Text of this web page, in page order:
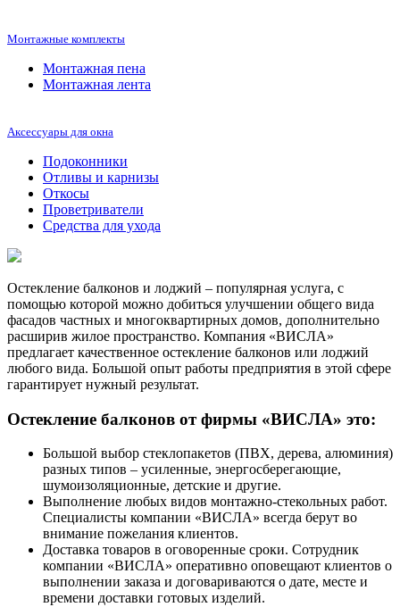
Монтажные комплекты
Монтажная пена
Монтажная лента
Аксессуары для окна
Подоконники
Отливы и карнизы
Откосы
Проветриватели
Средства для ухода
Остекление балконов и лоджий – популярная услуга, с
помощью которой можно добиться улучшении общего вида
фасадов частных и многоквартирных домов, дополнительно
расширив жилое пространство. Компания «ВИСЛА»
предлагает качественное остекление балконов или лоджий
любого вида. Большой опыт работы предприятия в этой сфере
гарантирует нужный результат.
Остекление балконов от фирмы «ВИСЛА» это:
Большой выбор стеклопакетов (ПВХ, дерева, алюминия)
разных типов – усиленные, энергосберегающие,
шумоизоляционные, детские и другие.
Выполнение любых видов монтажно-стекольных работ.
Специалисты компании «ВИСЛА» всегда берут во
внимание пожелания клиентов.
Доставка товаров в оговоренные сроки. Сотрудник
компании «ВИСЛА» оперативно оповещают клиентов о
выполнении заказа и договариваются о дате, месте и
времени доставки готовых изделий.